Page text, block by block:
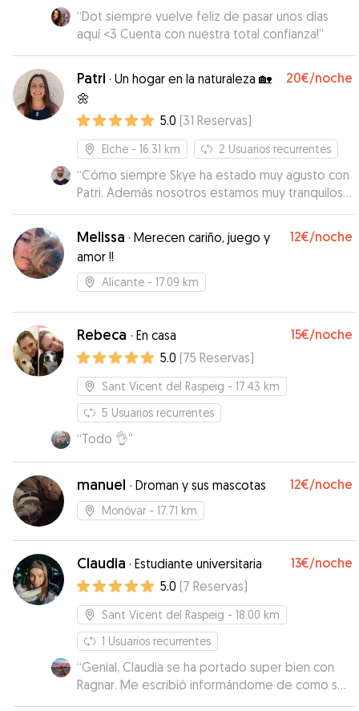
“Dot siempre vuelve feliz de pasar unos días
aquí <3 Cuenta con nuestra total confianza!”
Patri · Un hogar en la naturaleza 🏡
🌼
20€/noche
5.0 (31 Reservas)
Elche - 16.31 km 2 Usuarios recurrentes
“Cómo siempre Skye ha estado muy agusto con
Patri. Además nosotros estamos muy tranquilos
de dejarla con ella por la tranquilidad y
comunicación que presenta. Repetiremos más
veces cuando lo necesitemos.”
Melissa · Merecen cariño, juego y
amor !!
12€/noche
Alicante - 17.09 km
Rebeca · En casa 15€/noche
5.0 (75 Reservas)
Sant Vicent del Raspeig - 17.43 km
5 Usuarios recurrentes
“Todo 👌”
manuel · Droman y sus mascotas 12€/noche
Monóvar - 17.71 km
Claudia · Estudiante universitaria 13€/noche
5.0 (7 Reservas)
Sant Vicent del Raspeig - 18.00 km
1 Usuarios recurrentes
“Genial, Claudia se ha portado super bien con
Ragnar. Me escribió informándome de como se
estaba comportando. Al recogerle vi que